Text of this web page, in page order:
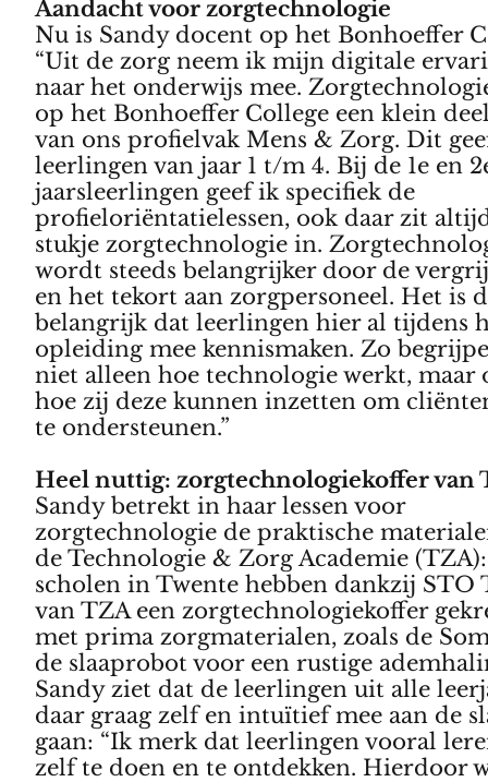
Aandacht voor zorgtechnologie
Nu is Sandy docent op het Bonhoeffer
“Uit de zorg neem ik mijn digitale
naar het onderwijs mee.
op het Bonhoeffer College een klein
van ons profielvak Mens & Zorg. Dit
leerlingen van jaar 1 t/m 4. Bij de 1e en
jaarsleerlingen geef ik specifiek de
profieloriëntatielessen, ook daar zit
stukje zorgtechnologie in.
wordt steeds belangrijker door de
en het tekort aan zorgpersoneel. Het is
belangrijk dat leerlingen hier al tijdens
opleiding mee kennismaken. Zo
niet alleen hoe technologie werkt, maar
hoe zij deze kunnen inzetten om
te ondersteunen.”
Heel nuttig: zorgtechnologiekoffer van
Sandy betrekt in haar lessen voor
zorgtechnologie de praktische
de Technologie & Zorg Academie
scholen in Twente hebben dankzij STO
van TZA een zorgtechnologiekoffer
met prima zorgmaterialen, zoals de
de slaaprobot voor een rustige
Sandy ziet dat de leerlingen uit alle
daar graag zelf en intuïtief mee aan de
gaan: “Ik merk dat leerlingen vooral
zelf te doen en te ontdekken. Hierdoor